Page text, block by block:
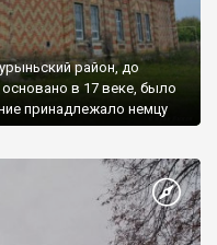
район, до
в 17 веке, было
принадлежало немцу